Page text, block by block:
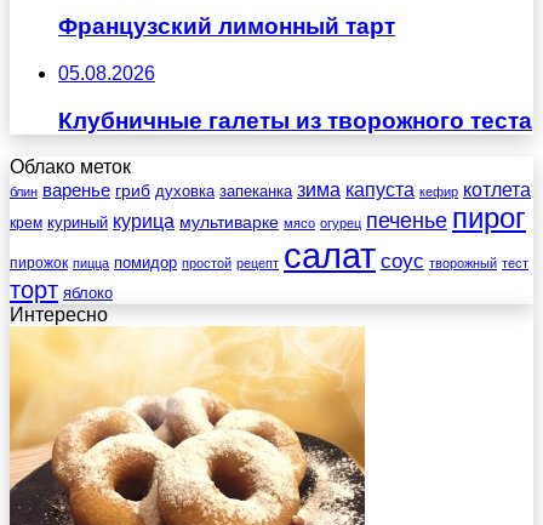
Французский лимонный тарт
05.08.2026
Клубничные галеты из творожного теста
Облако меток
блин варенье гриб духовка запеканка зима капуста кефир котлета
крем куриный курица мультиварке мясо огурец печенье пирог
пирожок пицца помидор простой рецепт салат соус творожный тест
торт яблоко
Интересно